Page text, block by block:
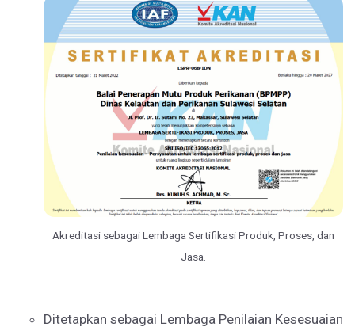
Akreditasi sebagai Lembaga Sertifikasi Produk, Proses, dan
Jasa.
Ditetapkan sebagai Lembaga Penilaian Kesesuaian